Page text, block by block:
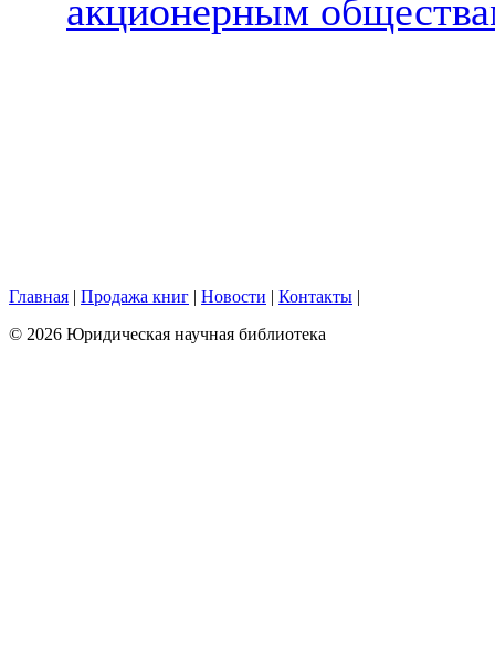
акционерным
Главная | Продажа книг | Новости | Контакты |
© 2026 Юридическая научная библиотека